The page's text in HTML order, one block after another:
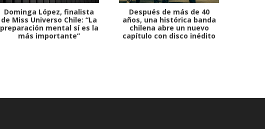
Dominga López, finalista
de Miss Universo Chile: “La
preparación mental sí es la
más importante”
Después de más de 40
años, una histórica banda
chilena abre un nuevo
capítulo con disco inédito